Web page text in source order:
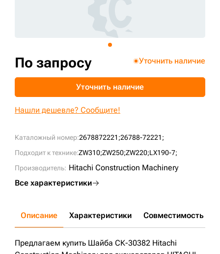
Каталожный номер:2678872221;26788-72221;
Подходит к технике:ZW310;ZW250;ZW220;LX190-7;
Производитель: Hitachi Construction Machinery
Все характеристики
По запросу Уточнить наличие
Уточнить наличие
Нашли дешевле? Сообщите!
Описание Характеристики Совместимость
Предлагаем купить Шайба СК-30382 Hitachi
+7 (499) 394-50-93